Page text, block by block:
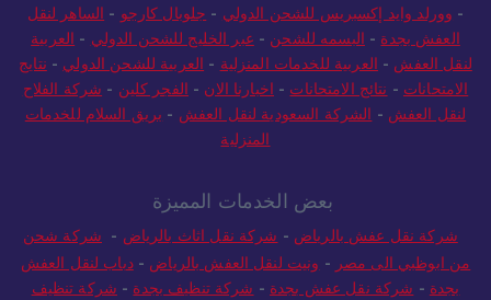
- وورلد وايد إكسبريس للشحن الدولي - جلوبال كارجو - الساهر لنقل
العفش بجدة - البسمه للشحن - عبر الخليج للشحن الدولي - العربية
لنقل العفش - العربية للخدمات المنزلية - العربية للشحن الدولي - نتايج
الامتحانات - نتائج الامتحانات - اخبارنا الان - الفجر كلين - شركة الفلاح
لنقل العفش - الشركة السعودية لنقل العفش - بريق السلام للخدمات
المنزلية
بعض الخدمات المميزة
شركة نقل عفش بالرياض - شركة نقل اثاث بالرياض - شركة شحن
من ابوظبي الى مصر - ونيت لنقل العفش بالرياض -دباب لنقل العفش
بجدة - شركة نقل عفش بجدة - شركة تنظيف بجدة - شركة تنظيف